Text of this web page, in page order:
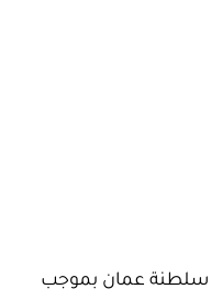
سلطنة عمان بموجب